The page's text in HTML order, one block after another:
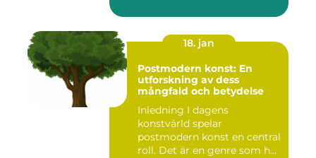
18. jan
Postmodern konst: En
utforskning av dess
mångfald och betydelse
Inledning I dagens
konstvärld spelar
postmodern konst en central
roll. Det är en genre som har